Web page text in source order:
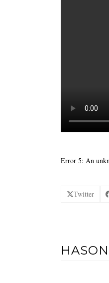
Error 5: An
Twitter